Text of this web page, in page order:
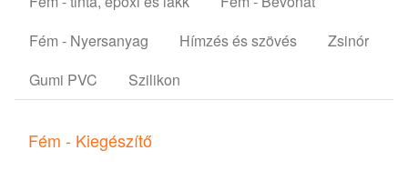
Fém - Nyersanyag
Hímzés és szövés
Zsinór
Gumi PVC
Szilikon
Fém - Kiegészítő